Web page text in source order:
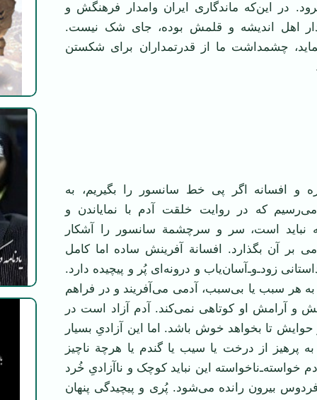
در این‌که ماندگاری ایران وامدار فرهنگش و
اهل اندیشه و قلمش بوده، جای شک نیست.
چشمداشت ما از قدرتمداران برای شکستن
و افسانه اگر پی خط سانسور را بگیریم، به
که در روایت خلقت آدم با نمایاندن و
نباید است، سر و سرچشمة سانسور را آشکار
بر آن بگذارد. افسانة آفرینش ساده اما کامل
زود‌ـ‌و‌ـ‌آسان‌یاب و درونه‌ای پُر و پیچیده دارد.
به هر سبب یا بی‌سبب، آدمی می‌آفریند و در فراهم
و آرامش او کوتاهی نمی‌کند. آدم آزاد است در
تا بخواهد خوش باشد. اما این آزادیِ بسیار
پرهیز از درخت یا سیب یا گندم یا هرچة ناچیز
خواسته‌ـ‌ناخواسته این نباید کوچک و ناآزادیِ خُرد
فردوس بیرون رانده می‌شود. پُری و پیچیدگی پنهان